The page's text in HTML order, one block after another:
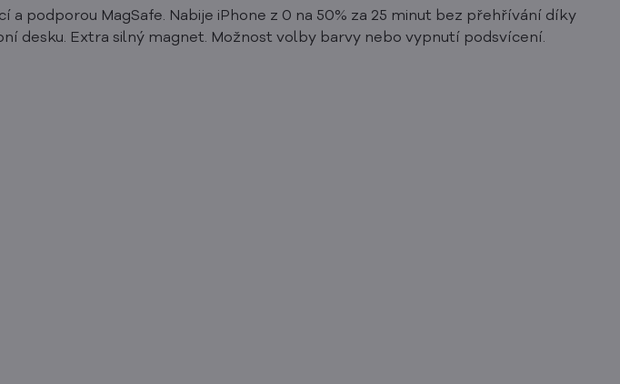
podporou MagSafe. Nabije iPhone z 0 na 50% za 25 minut bez přehřívání díky
desku. Extra silný magnet. Možnost volby barvy nebo vypnutí podsvícení.